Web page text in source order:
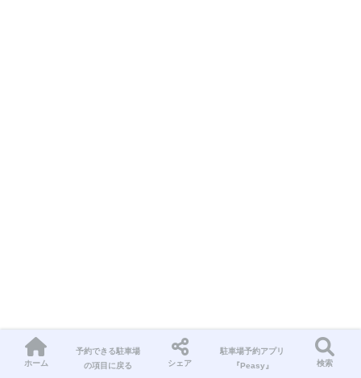
ホーム
予約できる駐車場
の項目に戻る
シェア
駐車場予約アプリ
『Peasy』
検索